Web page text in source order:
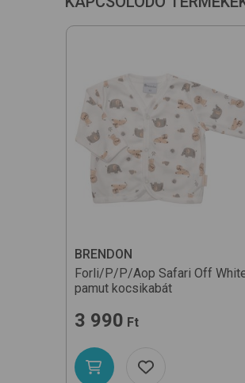
BRENDON
Forli/P/P/Aop Safari Off
pamut kocsikabát
3 990 Ft